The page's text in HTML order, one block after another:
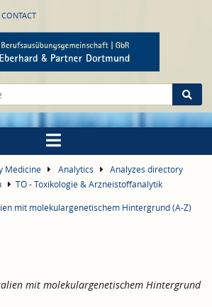
CONTACT
Medicine Analytics
Analyzes directory
TO - Toxikologie & Arzneistoffanalytik
mit molekulargenetischem Hintergrund (A-Z)
mit molekulargenetischem Hintergrund